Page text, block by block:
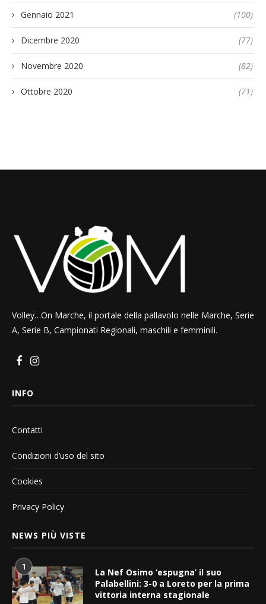
Gennaio 2021 (100)
Dicembre 2020 (77)
Novembre 2020 (82)
Ottobre 2020 (71)
Volley…On Marche, il portale della pallavolo nelle Marche, Serie
A, Serie B, Campionati Regionali, maschili e femminili.
INFO
Contatti
Condizioni d’uso del sito
Cookies
Privacy Policy
NEWS PIÙ VISTE
1
La Nef Osimo ‘espugna’ il suo
Palabellini: 3-0 a Loreto per la prima
vittoria interna stagionale